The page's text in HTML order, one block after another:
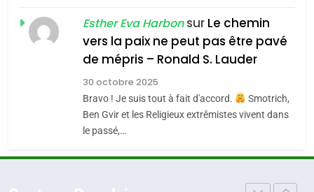
Accords d’Isaac:
l’alliance pourrait
s’étendre à 13 pays
d’Amérique latine
ISRAÉL JUDAISME
2025, l’année la plus
meurtrière selon le
Esther Eva Harbonsur Le chemin
vers la paix ne peut pas être pavé
de mépris – Ronald S. Lauder
30 octobre 2025
Bravo ! Je suis tout à fait d'accord.
Smotrich,
Ben Gvir et les Religieux extrêmistes vivent dans
le passé,…
JUDAISME
Maroc : Les amandes de
Tafraout, le miel de Tadla
Azilal consacrés produits
du terroir
DAFINA MAROC
Oeil ravageur – Vanessa De